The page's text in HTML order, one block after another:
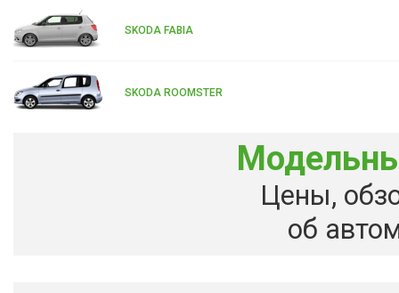
SKODA FABIA
SKODA ROOMSTER
Цены,
об